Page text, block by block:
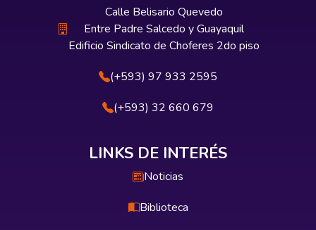
Calle Belisario Quevedo
Entre Padre Salcedo y Guayaquil
Edificio Sindicato de Choferes 2do piso
(+593) 97 933 2595
(+593) 32 660 679
LINKS DE INTERÉS
Noticias
Biblioteca